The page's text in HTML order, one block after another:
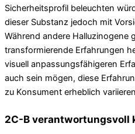
Sicherheitsprofil beleuchten
dieser Substanz jedoch mit
Während andere Halluzinogene
transformierende Erfahrungen
visuell anpassungsfähigeren
auch sein mögen, diese
zu Konsument erheblich
2C-B verantwortungsvoll